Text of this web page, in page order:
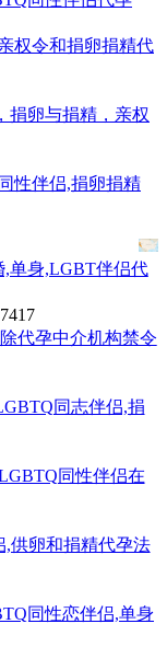
权令和捐卵捐精代
捐卵与捐精，亲权
性伴侣,捐卵捐精
单身,LGBT伴侣代
代孕中介机构禁令
同志伴侣,捐
同性伴侣在
,供卵和捐精代孕法
同性恋伴侣,单身